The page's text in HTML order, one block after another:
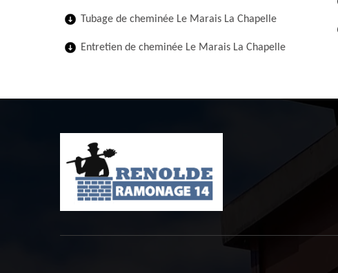
Tubage de cheminée Le Marais La Chapelle
Entretien de cheminée Le Marais La Chapelle